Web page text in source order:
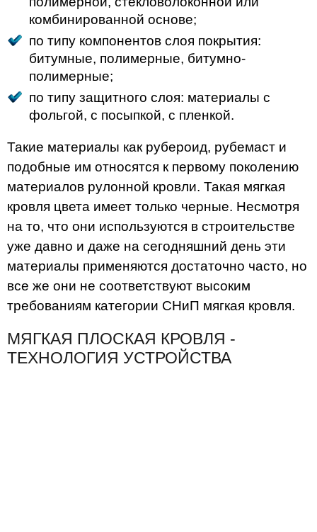
комбинированной основе;
по типу компонентов слоя покрытия:
битумные, полимерные, битумно-
полимерные;
по типу защитного слоя: материалы с
фольгой, с посыпкой, с пленкой.
Такие материалы как рубероид, рубемаст и
подобные им относятся к первому поколению
материалов рулонной кровли. Такая мягкая
кровля цвета имеет только черные. Несмотря
на то, что они используются в строительстве
уже давно и даже на сегодняшний день эти
материалы применяются достаточно часто, но
все же они не соответствуют высоким
требованиям категории СНиП мягкая кровля.
МЯГКАЯ ПЛОСКАЯ КРОВЛЯ -
ТЕХНОЛОГИЯ УСТРОЙСТВА